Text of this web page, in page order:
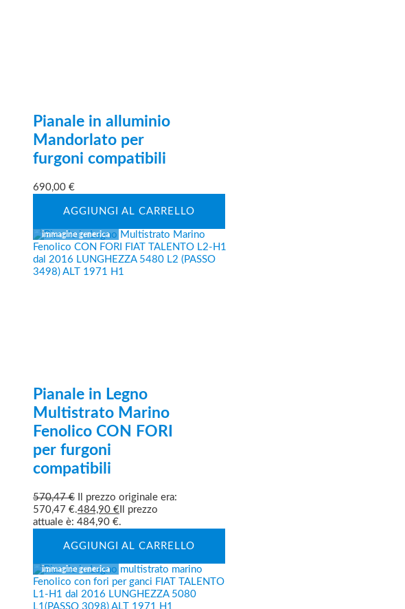
Pianale in alluminio
Mandorlato per
furgoni compatibili
690,00 €
AGGIUNGI AL CARRELLO
Pianale in Legno
Multistrato Marino
Fenolico CON FORI
per furgoni
compatibili
570,47€
Il prezzo originale era:
570,47 €.484,90 € Il prezzo
attuale è: 484,90 €.
AGGIUNGI AL CARRELLO